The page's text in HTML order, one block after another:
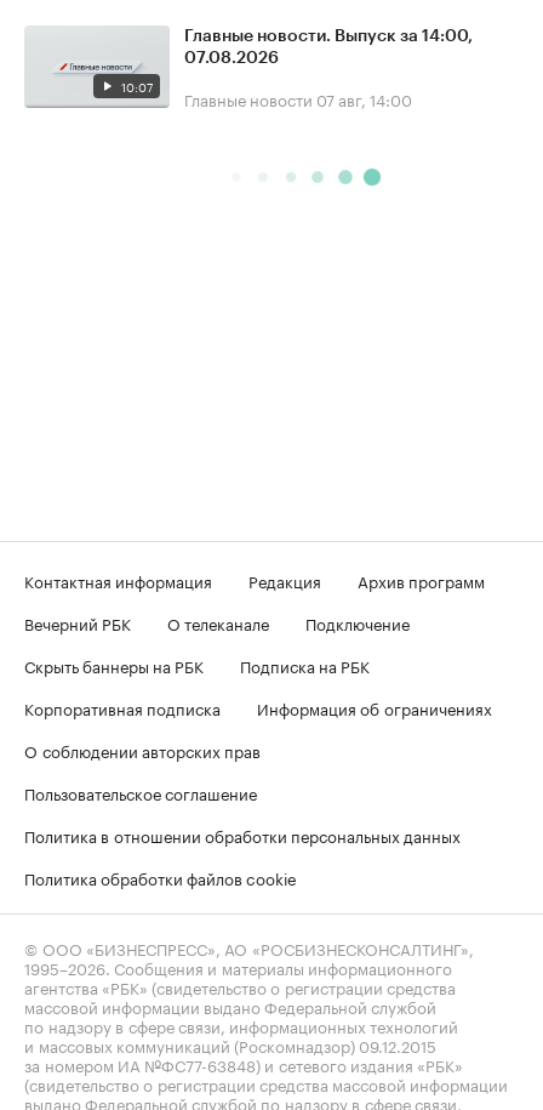
10:07
Главные новости. Выпуск за 14:00,
07.08.2026
Главные новости 07 авг, 14:00
Контактная информация Редакция
Архив программ
Вечерний РБК
О телеканале
Подключение
Скрыть баннеры на РБК
Подписка на РБК
Корпоративная подписка
Информация об ограничениях
О соблюдении авторских прав
Пользовательское соглашение
Политика в отношении обработки персональных данных
Политика обработки файлов cookie
© ООО «БИЗНЕСПРЕСС», АО «РОСБИЗНЕСКОНСАЛТИНГ»,
1995–2026 . Сообщения и материалы информационного
агентства «РБК» (свидетельство о регистрации средства
массовой информации выдано Федеральной службой
по надзору в сфере связи, информационных технологий
и массовых коммуникаций (Роскомнадзор) 09.12.2015
за номером ИА №ФС77-63848) и сетевого издания «РБК»
(свидетельство о регистрации средства массовой информации
выдано Федеральной службой по надзору в сфере связи,